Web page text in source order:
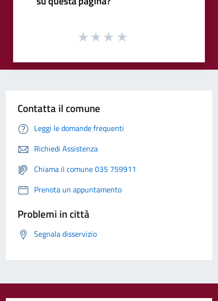
Contatta il comune
Leggi le domande frequenti
Richiedi Assistenza
Chiama il comune 035 759911
Prenota un appuntamento
Problemi in città
Segnala disservizio